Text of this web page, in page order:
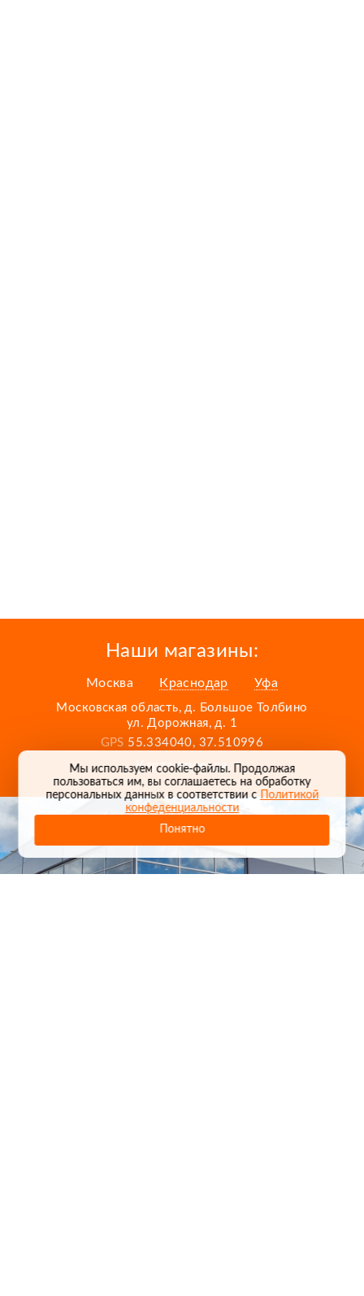
Наши магазины:
Москва Краснодар Уфа
Московская область, д. Большое Толбино
ул. Дорожная, д. 1
GPS 55.334040, 37.510996
Карта проезда
Мы используем cookie-файлы. Продолжая
пользоваться им, вы соглашаетесь на обработку
персональных данных в соответствии сПолитикой
конфеденциальности
Понятно